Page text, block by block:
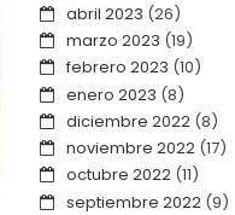
abril 2023 (26)
marzo 2023 (19)
febrero 2023 (10)
enero 2023 (8)
diciembre 2022(8)
noviembre 2022(17)
octubre 2022(11)
septiembre 2022(9)